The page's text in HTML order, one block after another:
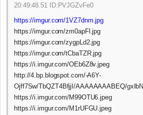
20:49:48.51 ID:PVJGZvFe0
https://imgur.com/1VZ7dnm.jpg
https://imgur.com/zm0apFl.jpg
https://imgur.com/zygpLd2.jpg
https://imgur.com/tCbaTZR.jpg
https://i.imgur.com/OEb6Z8v.jpeg
http://4.bp.blogspot.com/-A6Y-
Ojff7Sw/TbQZT4BfjjI/AAAAAAAABEQ/
https://i.imgur.com/M99OTU6.jpeg
https://i.imgur.com/M1rUFGU.jpeg